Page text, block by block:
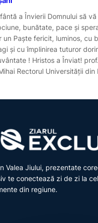
a Învierii Domnului să
bunătate, pace și
un Paște fericit, luminos, cu
și cu împlinirea tuturor
! Hristos a Înviat!
Rectorul Universității din
Valea Jiului, prezentate
te conectează zi de zi la
din regiune.